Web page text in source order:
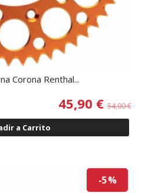
Corona Renthal...
45,90 €54,00 €
a Carrito
-5 %